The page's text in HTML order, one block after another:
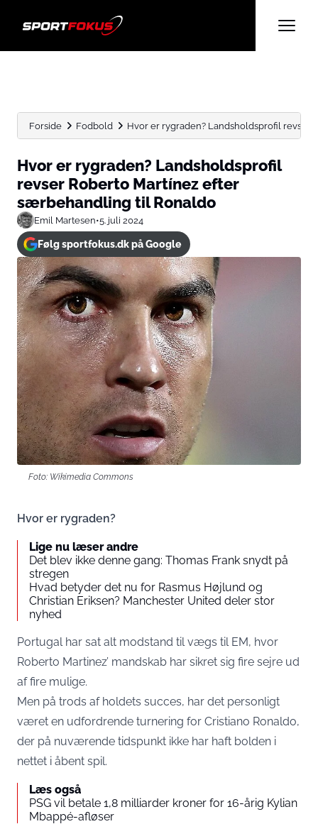
Forside Fodbold Hvor er rygraden? Landsholdsprofil revser
Hvor er rygraden? Landsholdsprofil
revser Roberto Martínez efter
særbehandling til Ronaldo
Emil Martesen•5. juli 2024
Følg sportfokus.dk på Google
Foto: Wikimedia Commons
Hvor er rygraden?
Lige nu læser andre
Det blev ikke denne gang: Thomas Frank snydt på
stregen
Hvad betyder det nu for Rasmus Højlund og
Christian Eriksen? Manchester United deler stor
nyhed
Portugal har sat alt modstand til vægs til EM, hvor
Roberto Martinez’ mandskab har sikret sig fire sejre ud
af fire mulige.
Men på trods af holdets succes, har det personligt
været en udfordrende turnering for Cristiano Ronaldo,
der på nuværende tidspunkt ikke har haft bolden i
nettet i åbent spil.
Læs også
PSG vil betale 1,8 milliarder kroner for 16-årig Kylian
Mbappé-afløser